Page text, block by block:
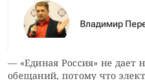
Владимир
— «Единая Россия» не дает
обещаний, потому что